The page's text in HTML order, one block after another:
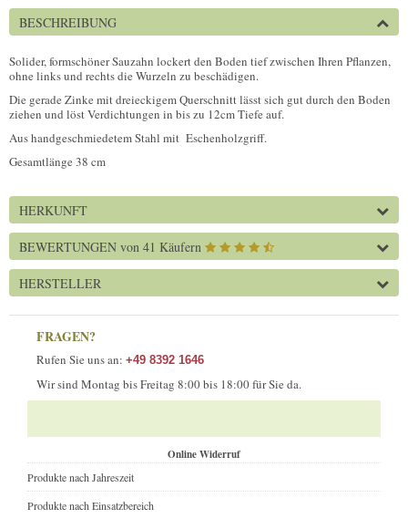
BESCHREIBUNG
Solider, formschöner Sauzahn lockert den Boden tief zwischen Ihren Pflanzen,
ohne links und rechts die Wurzeln zu beschädigen.
Die gerade Zinke mit dreieckigem Querschnitt lässt sich gut durch den Boden
ziehen und löst Verdichtungen in bis zu 12cm Tiefe auf.
Aus handgeschmiedetem Stahl mit Eschenholzgriff.
Gesamtlänge 38 cm
HERKUNFT
BEWERTUNGEN von 41 Käufern
HERSTELLER
FRAGEN?
Rufen Sie uns an: +49 8392 1646
Wir sind Montag bis Freitag 8:00 bis 18:00 für Sie da.
Online Widerruf
Produkte nach Jahreszeit
Produkte nach Einsatzbereich